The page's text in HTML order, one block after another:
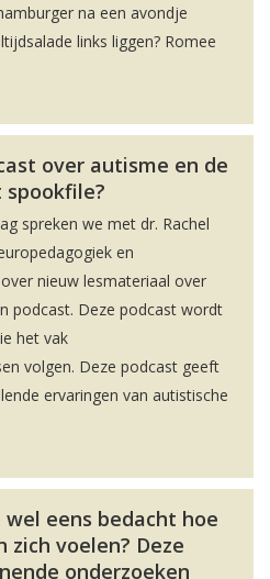
na een avondje
links liggen? Romee
over autisme en de
spreken we met dr. Rachel
en
nieuw lesmateriaal over
podcast. Deze podcast wordt
het vak
volgen. Deze podcast geeft
ervaringen van autistische
wel eens bedacht hoe
zich voelen? Deze
onderzoeken